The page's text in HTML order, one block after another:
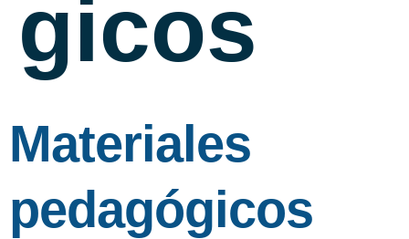
gicos
Materiales
pedagógicos